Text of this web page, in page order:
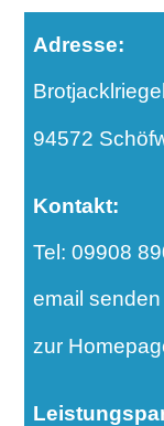
Adresse:
94572
Kontakt:
Tel: 09908
email senden
zur